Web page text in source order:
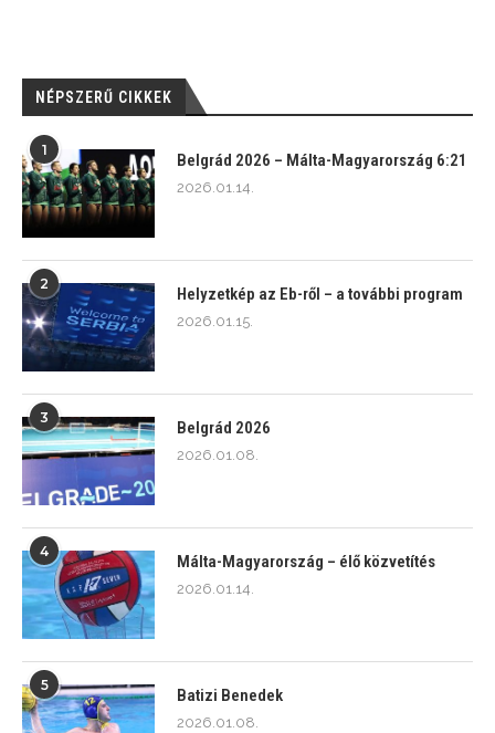
NÉPSZERŰ CIKKEK
1
Belgrád 2026 – Málta-Magyarország 6:21
2026.01.14.
2
Helyzetkép az Eb-ről – a további program
2026.01.15.
3
Belgrád 2026
2026.01.08.
4
Málta-Magyarország – élő közvetítés
2026.01.14.
5
Batizi Benedek
2026.01.08.